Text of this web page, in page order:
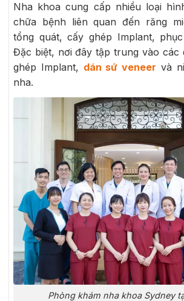
Nha khoa cung cấp nhiều loại
chữa bệnh liên quan đến răng
tổng quát, cấy ghép Implant,
Đặc biệt, nơi đây tập trung vào các
ghép Implant, dán sứ veneer và
nha.
Phòng khám nha khoa Sydney